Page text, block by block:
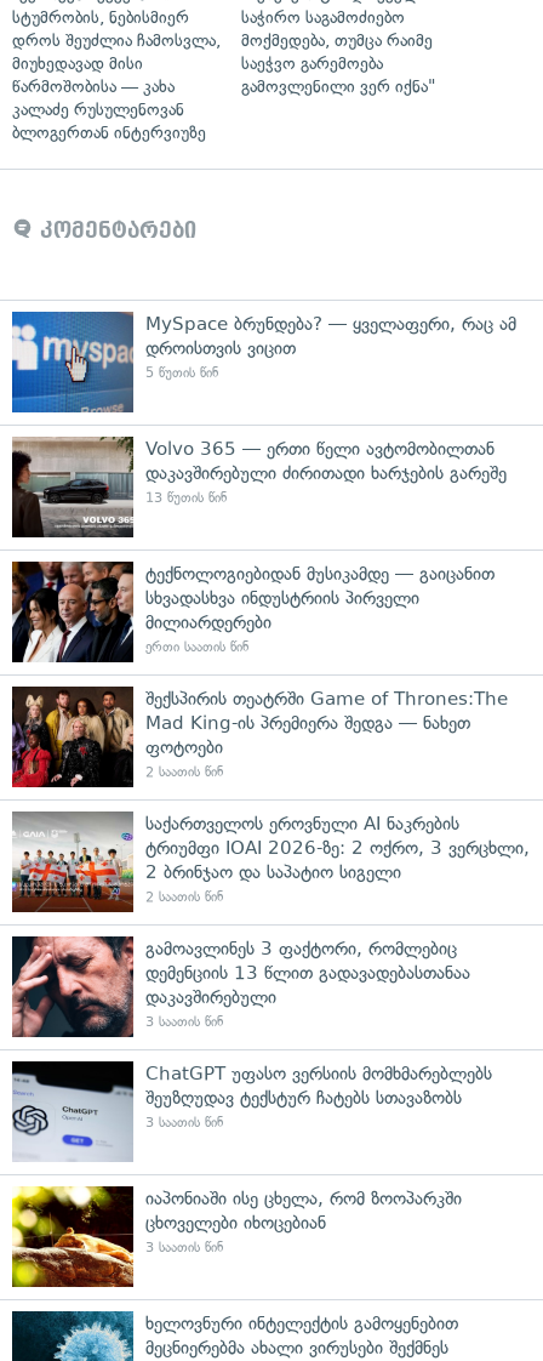
სტუმრობის, ნებისმიერ
დროს შეუძლია ჩამოსვლა,
მიუხედავად მისი
წარმოშობისა — კახა
კალაძე რუსულენოვან
ბლოგერთან ინტერვიუზე
საჭირო საგამოძიებო
მოქმედება, თუმცა რაიმე
საეჭვო გარემოება
გამოვლენილი ვერ იქნა"
კომენტარები
MySpace ბრუნდება? — ყველაფერი, რაც ამ
დროისთვის ვიცით
5 წუთის წინ
Volvo 365 — ერთი წელი ავტომობილთან
დაკავშირებული ძირითადი ხარჯების გარეშე
13 წუთის წინ
ტექნოლოგიებიდან მუსიკამდე — გაიცანით
სხვადასხვა ინდუსტრიის პირველი
მილიარდერები
ერთი საათის წინ
შექსპირის თეატრში Game of Thrones:The
Mad King-ის პრემიერა შედგა — ნახეთ
ფოტოები
2 საათის წინ
საქართველოს ეროვნული AI ნაკრების
ტრიუმფი IOAI 2026-ზე: 2 ოქრო, 3 ვერცხლი,
2 ბრინჯაო და საპატიო სიგელი
2 საათის წინ
გამოავლინეს 3 ფაქტორი, რომლებიც
დემენციის 13 წლით გადავადებასთანაა
დაკავშირებული
3 საათის წინ
ChatGPT უფასო ვერსიის მომხმარებლებს
შეუზღუდავ ტექსტურ ჩატებს სთავაზობს
3 საათის წინ
იაპონიაში ისე ცხელა, რომ ზოოპარკში
ცხოველები იხოცებიან
3 საათის წინ
ხელოვნური ინტელექტის გამოყენებით
მეცნიერებმა ახალი ვირუსები შექმნეს